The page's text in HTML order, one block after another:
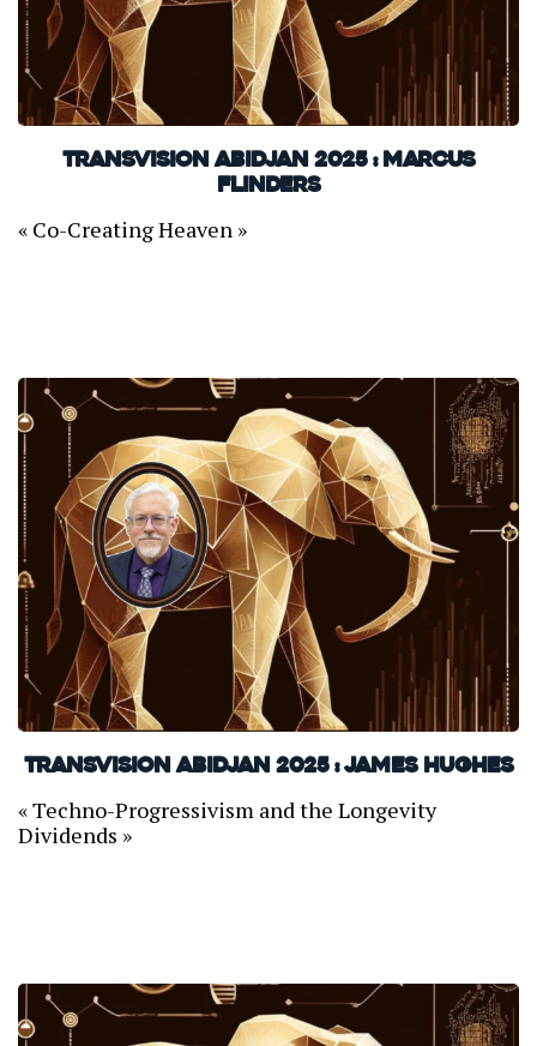
TransVision Abidjan 2025 : Marcus
Flinders
« Co-Creating Heaven »
TransVision Abidjan 2025 : James Hughes
« Techno-Progressivism and the Longevity
Dividends »